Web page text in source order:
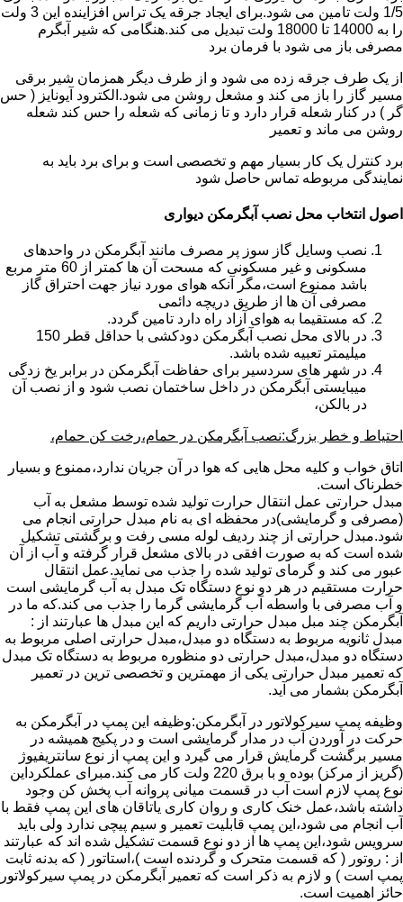
1/5 ولت تامین می شود.برای ایجاد جرقه یک تراس افزاینده این 3 ولت
را به 14000 تا 18000 ولت تبدیل می کند.هنگامی که شیر آبگرم
مصرفی باز می شود با فرمان برد
از یک طرف جرقه زده می شود و از طرف دیگر همزمان شیر برقی
مسیر گاز را باز می کند و مشعل روشن می شود.الکترود آیونایز ( حس
گر ) در کنار شعله قرار دارد و تا زمانی که شعله را حس کند شعله
روشن می ماند و تعمیر
برد کنترل یک کار بسیار مهم و تخصصی است و برای برد باید به
نمایندگی مربوطه تماس حاصل شود
اصول انتخاب محل نصب آبگرمکن دیواری
نصب وسایل گاز سوز پر مصرف مانند آبگرمکن در واحدهای
مسکونی و غیر مسکونی که مسحت آن ها کمتر از 60 متر مربع
باشد ممنوع است،مگر آنکه هوای مورد نیاز جهت احتراق گاز
مصرفی آن ها از طریق دریچه دائمی
که مستقیما به هوای آزاد راه دارد تامین گردد.
در بالای محل نصب آبگرمکن دودکشی با حداقل قطر 150
میلیمتر تعبیه شده باشد.
در شهر های سردسیر برای حفاظت آبگرمکن در برابر یخ زدگی
میبایستی آبگرمکن در داخل ساختمان نصب شود و از نصب آن
در بالکن،
احتیاط و خطر بزرگ:نصب آبگرمکن در حمام،رخت کن حمام،
اتاق خواب و کلیه محل هایی که هوا در آن جریان ندارد،ممنوع و بسیار
خطرناک است.
مبدل حرارتی عمل انتقال حرارت تولید شده توسط مشعل به آب
(مصرفی و گرمایشی)در محفظه ای به نام مبدل حرارتی انجام می
شود.مبدل حرارتی از چند ردیف لوله مسی رفت و برگشتی تشکیل
شده است که به صورت افقی در بالای مشعل قرار گرفته و آب از آن
عبور می کند و گرمای تولید شده را جذب می نماید.عمل انتقال
حرارت مستقیم در هر دو نوع دستگاه تک مبدل به آب گرمایشی است
و آب مصرفی با واسطه آب گرمایشی گرما را جذب می کند.که ما در
آبگرمکن چند مبل مبدل حرارتی داریم که این مبدل ها عبارتند از :
مبدل ثانویه مربوط به دستگاه دو مبدل،مبدل حرارتی اصلی مربوط به
دستگاه دو مبدل،مبدل حرارتی دو منظوره مربوط به دستگاه تک مبدل
که تعمیر مبدل حرارتی یکی از مهمترین و تخصصی ترین در تعمیر
آبگرمکن بشمار می آید.
وظیفه پمپ سیرکولاتور در آبگرمکن:وظیفه این پمپ در آبگرمکن به
حرکت در آوردن آب در مدار گرمایشی است و در پکیج همیشه در
مسیر برگشت گرمایش قرار می گیرد و این پمپ از نوع سانتریفیوژ
(گریز از مرکز) بوده و با برق 220 ولت کار می کند.مبرای عملکرداین
نوع پمپ لازم است آب در قسمت میانی پروانه آب پخش کن وجود
داشته باشد،عمل خنک کاری و روان کاری یاتاقان های این پمپ فقط با
آب انجام می شود،این پمپ قابلیت تعمیر و سیم پیچی ندارد ولی باید
سرویس شود،این پمپ ها از دو نوع قسمت تشکیل شده اند که عبارتند
از : روتور ( که قسمت متحرک و گردنده است )،استاتور ( که بدنه ثابت
پمپ است ) و لازم به ذکر است که تعمیر آبگرمکن در پمپ سیرکولاتور
حائز اهمیت است.